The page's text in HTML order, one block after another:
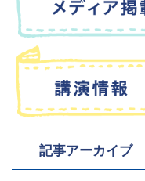
記事アーカイブ